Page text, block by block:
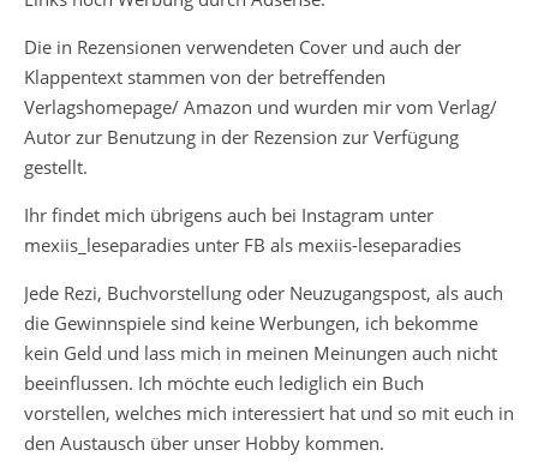
Die in Rezensionen verwendeten Cover und auch der
Klappentext stammen von der betreffenden
Verlagshomepage/ Amazon und wurden mir vom Verlag/
Autor zur Benutzung in der Rezension zur Verfügung
gestellt.
Ihr findet mich übrigens auch bei Instagram unter
mexiis_leseparadies unter FB als mexiis-leseparadies
Jede Rezi, Buchvorstellung oder Neuzugangspost, als auch
die Gewinnspiele sind keine Werbungen, ich bekomme
kein Geld und lass mich in meinen Meinungen auch nicht
beeinflussen. Ich möchte euch lediglich ein Buch
vorstellen, welches mich interessiert hat und so mit euch in
den Austausch über unser Hobby kommen.